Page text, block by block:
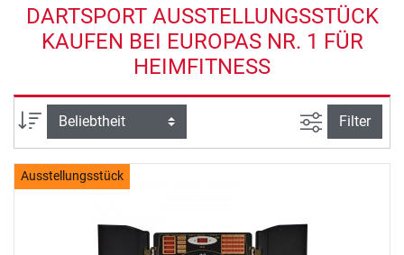
DARTSPORT AUSSTELLUNGSSTÜCK
KAUFEN BEI EUROPAS NR. 1 FÜR
HEIMFITNESS
Sortierung Ansicht
Filter
Ausstellungsstück